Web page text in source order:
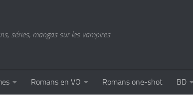
séries, mangas sur les vampires
Romans en VO Romans one-shot BD